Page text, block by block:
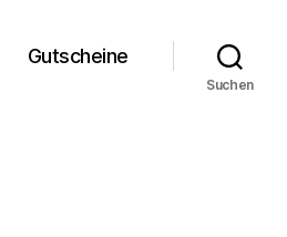
Gutscheine
Suchen